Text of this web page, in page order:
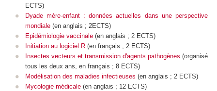
ECTS)
Dyade mère-enfant : données actuelles dans une perspective
mondiale(en anglais ; 2ECTS)
Epidémiologie vaccinale(en anglais ; 2 ECTS)
Initiation au logiciel R (en français ; 2 ECTS)
Insectes vecteurs et transmission d'agents pathogènes (organisé
tous les deux ans, en français ; 8 ECTS)
Modélisation des maladies infectieuses (en anglais ; 2 ECTS)
Mycologie médicale (en anglais ; 12 ECTS)